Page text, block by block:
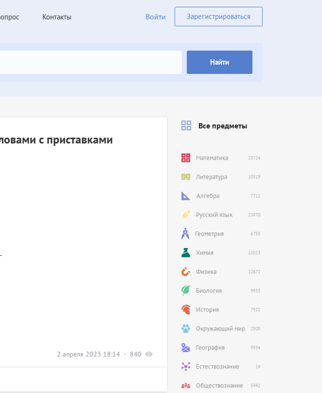
Контакты Войти Зарегистрироваться
Найти
2 апреля 2023 18:14 840
с приставками
Все предметы
Математика 23724
Литература 10319
Алгебра 7711
Русский язык 23870
Геометрия 6755
Химия 12023
Физика 12672
Биология 9933
История 7922
Окружающий мир 2508
География 9594
Естествознание 14
Обществознание 5942